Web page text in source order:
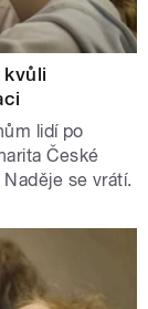
lidí po
České
se vrátí.